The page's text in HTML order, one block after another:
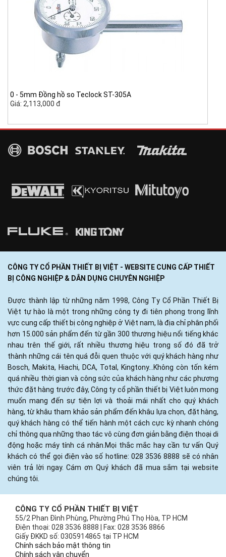
0 - 5mm Đồng hồ so Teclock ST-305A
Giá: 2,113,000 đ
CÔNG TY CỔ PHẦN THIẾT BỊ VIỆT - WEBSITE CUNG CẤP THIẾT
BỊ CÔNG NGHIỆP & DÂN DỤNG CHUYÊN NGHIỆP
Được thành lập từ những năm 1998, Công Ty Cổ Phần Thiết Bị
Việt tự hào là một trong những công ty đi tiên phong trong lĩnh
vực cung cấp thiết bị công nghiệp ở Việt nam, là địa chỉ phân phối
hơn 15.000 sản phẩm đến từ gần 300 thương hiệu nổi tiếng khác
nhau trên thế giới, rất nhiều thương hiệu trong số đó đã trở
thành những cái tên quá đỗi quen thuộc với quý khách hàng như
Bosch, Makita, Hiachi, DCA, Total, Kingtony...Không còn tốn kém
quá nhiều thời gian và công sức của khách hàng như các phương
thức đặt hàng trước đây, Công ty cổ phần thiết bị Việt luôn mong
muốn mang đến sự tiện lợi và thoải mái nhất cho quý khách
hàng, từ khâu tham khảo sản phẩm đến khâu lựa chọn, đặt hàng,
quý khách hàng có thể tiến hành một cách cực kỳ nhanh chóng
chỉ thông qua những thao tác vô cùng đơn giản bằng điện thoại di
động hoặc máy tính cá nhân.Mọi thắc mắc hay cần tư vấn Quý
khách có thể gọi điện vào số hotline: 028 3536 8888 sẽ có nhân
viên trả lời ngay. Cám ơn Quý khách đã mua sắm tại website
chúng tôi.
CÔNG TY CỔ PHẦN THIẾT BỊ VIỆT
55/2 Phan Đình Phùng, Phường Phú Thọ Hòa, TP HCM
Điện thoại: 028 3536 8888 | Fax: 028 3536 8866
Giấy ĐKKD số: 0305914865 tại TP HCM
Chính sách bảo mật thông tin
Chính sách vận chuyển